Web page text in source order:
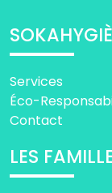
Services
Éco-
Contact
LES